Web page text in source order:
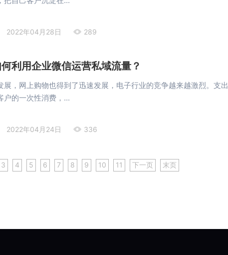
2022年04月28日 289
利用企业微信运营私域流量？
展，网上购物也得到了迅速发展，电子行业的竞争越来越激烈。支
户的一次性消费，...
2022年04月24日 336
3 4 5 6 7 8 9 10 11 下一页 末页